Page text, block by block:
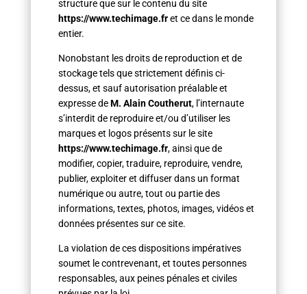
structure que sur le contenu du site
https://www.techimage.fr et ce dans le monde
entier.
Nonobstant les droits de reproduction et de
stockage tels que strictement définis ci-
dessus, et sauf autorisation préalable et
expresse de M. Alain Coutherut, l’internaute
s’interdit de reproduire et/ou d’utiliser les
marques et logos présents sur le site
https://www.techimage.fr, ainsi que de
modifier, copier, traduire, reproduire, vendre,
publier, exploiter et diffuser dans un format
numérique ou autre, tout ou partie des
informations, textes, photos, images, vidéos et
données présentes sur ce site.
La violation de ces dispositions impératives
soumet le contrevenant, et toutes personnes
responsables, aux peines pénales et civiles